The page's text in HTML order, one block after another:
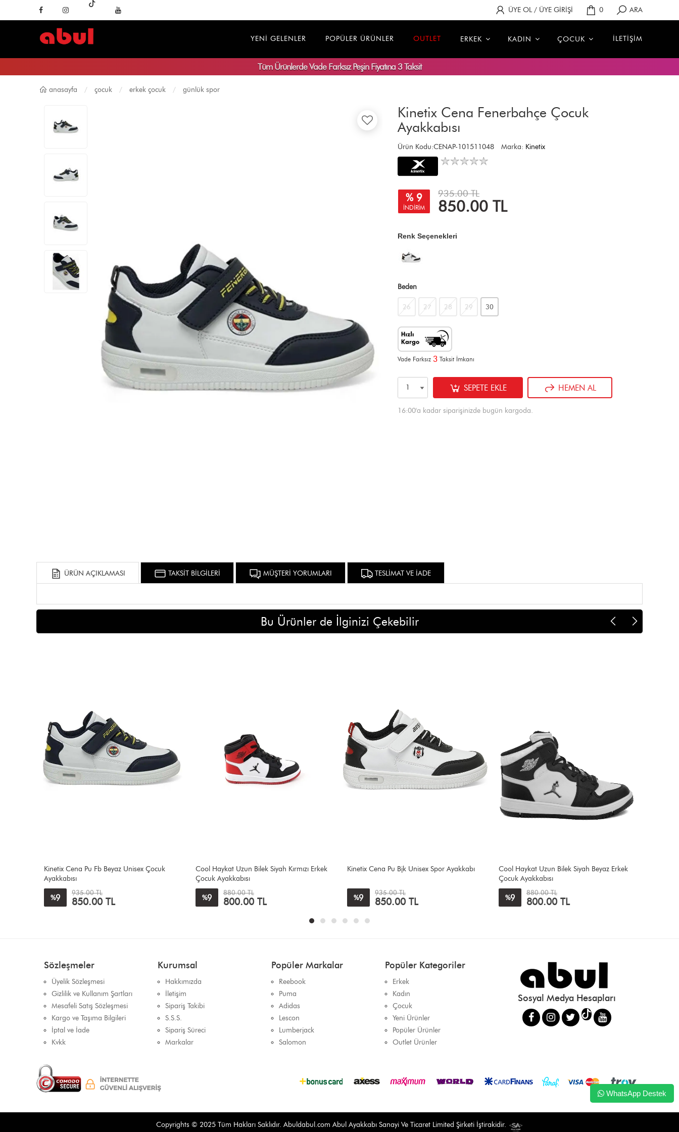
ÜYE OL / ÜYE GİRİŞİ 0 ARA
YENİ GELENLER POPÜLER ÜRÜNLER OUTLET ERKEK KADIN ÇOCUK İLETİŞİM
Tüm ÜrünlerdeVade FarksızPeşin Fiyatına 3 Taksit
anasayfa çocuk erkek çocuk günlük spor
Kinetix Cena Fenerbahçe Çocuk
Ayakkabısı
Ürün Kodu:CENAP-101511048 Marka: Kinetix
% 9
İNDİRİM
935.00 TL
850.00 TL
Renk Seçenekleri
Beden
26 27 28 29 30
Vade Farksız 3 Taksit İmkanı
SEPETE EKLE HEMEN AL
16:00'a kadar siparişinizde bugün kargoda.
ÜRÜN AÇIKLAMASI TAKSİT BİLGİLERİ MÜŞTERİ YORUMLARI TESLİMAT VE İADE
Bu Ürünler de İlginizi Çekebilir
Kinetix Cena Pu Fb Beyaz Unisex Çocuk
Ayakkabısı
%9
935.00 TL
850.00 TL
Cool Haykat Uzun Bilek Siyah Kırmızı Erkek
Çocuk Ayakkabısı
%9
880.00 TL
800.00 TL
Kinetix Cena Pu Bjk Unisex Spor Ayakkabı
%9
935.00 TL
850.00 TL
Cool Haykat Uzun Bilek Siyah Beyaz Erkek
Çocuk Ayakkabısı
%9
880.00 TL
800.00 TL
Sözleşmeler
Üyelik Sözleşmesi
Gizlilik ve Kullanım Şartları
Mesafeli Satış Sözleşmesi
Kargo ve Taşıma Bilgileri
İptal ve İade
Kvkk
Kurumsal
Hakkımızda
İletişim
Sipariş Takibi
S.S.S.
Sipariş Süreci
Markalar
Popüler Markalar
Reebook
Puma
Adidas
Lescon
Lumberjack
Salomon
Popüler Kategoriler
Erkek
Kadın
Çocuk
Yeni Ürünler
Popüler Ürünler
Outlet Ürünler
Sosyal Medya Hesapları
Copyrights © 2025 Tüm Hakları Saklıdır. Abuldabul.com Abul Ayakkabı Sanayi Ve Ticaret Limited Şirketi İştirakidir.
WhatsApp Destek